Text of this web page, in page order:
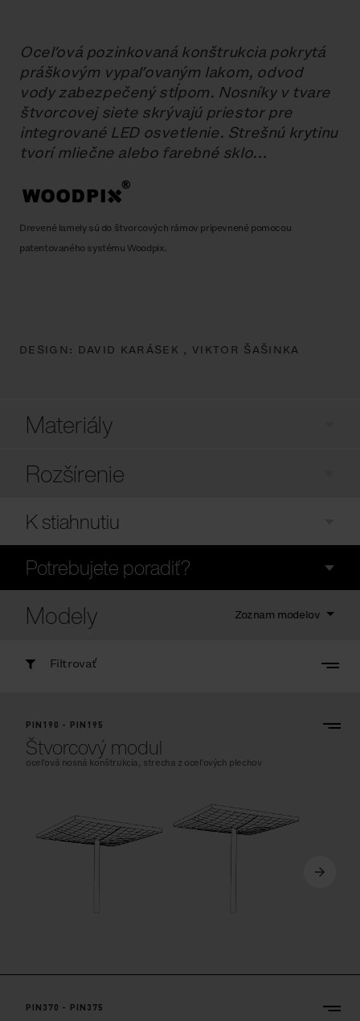
Oceľová pozinkovaná konštrukcia pokrytá
práškovým vypaľovaným lakom, odvod
vody zabezpečený stĺpom. Nosníky v tvare
štvorcovej siete skrývajú priestor pre
integrované LED osvetlenie. Strešnú krytinu
tvorí mliečne alebo farebné sklo…
Drevené lamely sú do štvorcových rámov pripevnené pomocou
patentovaného systému Woodpix.
DESIGN: DAVID KARÁSEK , VIKTOR ŠAŠINKA
Materiály
Rozšírenie
K stiahnutiu
Potrebujete poradiť?
Modely Zoznam modelov
Filtrovať
PIN190 - PIN195
Štvorcový modul
oceľová nosná konštrukcia, strecha z oceľových plechov
PIN370 - PIN375